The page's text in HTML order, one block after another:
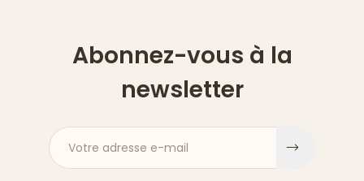
Abonnez-vous à la
newsletter
Votre adresse e-mail